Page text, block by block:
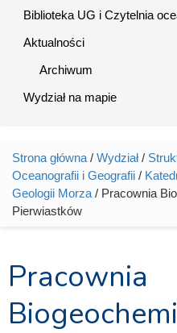
Biblioteka UG i Czytelnia
Aktualności
Archiwum
Wydział na mapie
Jesteś tutaj
Strona główna / Wydział/
Oceanografii i Geografii /
Geologii Morza / Pracownia
Pierwiastków
Pracownia